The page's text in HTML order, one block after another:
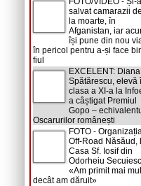
salvat camarazii de
la moarte, în
Afganistan, iar
își pune din nou
în pericol pentru a-și face
fiul
EXCELENT: Diana
Spătărescu, elevă
clasa a XI-a la
a câștigat Premiul
Gopo –
Oscarurilor românești
FOTO -
Off-Road Năsăud,
Casa Sf. Iosif din
Odorheiu
«Am primit mai
decât am dăruit»